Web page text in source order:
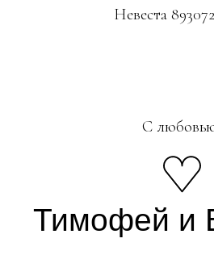
Тимофей и
С
Невеста